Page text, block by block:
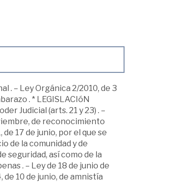
. – Ley Orgánica 2/2010, de 3
. * LEGISLACIóN
Judicial (arts. 21 y 23) . –
de reconocimiento
17 de junio, por el que se
de la comunidad y de
seguridad, así como de la
. – Ley de 18 de junio de
de 10 de junio, de amnistía